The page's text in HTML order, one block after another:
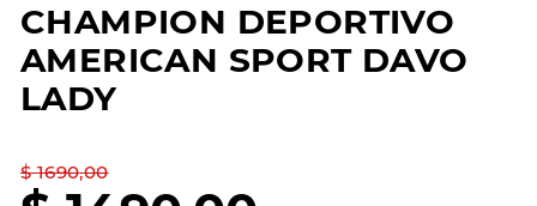
CHAMPION DEPORTIVO
AMERICAN SPORT DAVO
LADY
$ 1690,00
3.
skechers slip-ins